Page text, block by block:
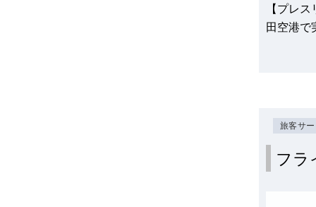
【プレ
田空港で
旅客サ
フラ